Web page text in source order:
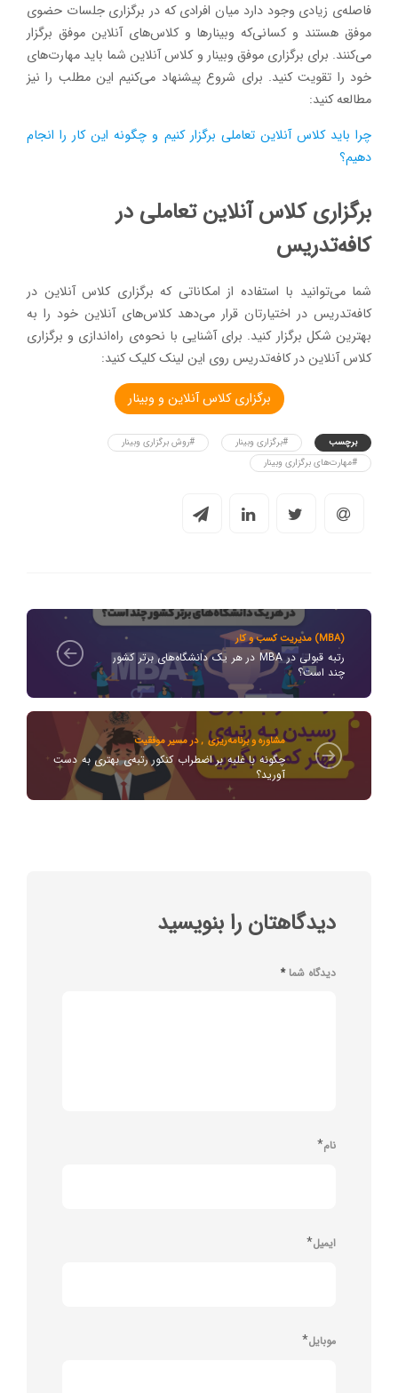
فاصله‌ی زیادی وجود دارد میان افرادی که در برگزاری جلسات حضوی
موفق هستند و کسانی‌که وبینارها و کلاس‌های آنلاین موفق برگزار
می‌کنند. برای برگزاری موفق وبینار و کلاس آنلاین شما باید مهارت‌های
خود را تقویت کنید. برای شروع پیشنهاد می‌کنیم این مطلب را نیز
مطالعه کنید:
چرا باید کلاس آنلاین تعاملی برگزار کنیم و چگونه این کار را انجام
دهیم؟
برگزاری کلاس آنلاین تعاملی در
کافه‌تدریس
شما می‌توانید با استفاده از امکاناتی که برگزاری کلاس آنلاین در
کافه‌تدریس در اختیارتان قرار می‌دهد کلاس‌های آنلاین خود را به
بهترین شکل برگزار کنید. برای آشنایی با نحوه‌ی راه‌اندازی و برگزاری
کلاس آنلاین در کافه‌تدریس روی این لینک کلیک کنید:
برگزاری کلاس آنلاین و وبینار
برچسب #برگزاری وبینار
#روش برگزاری وبینار
#مهارت‌های برگزاری وبینار
مدیریت کسب و کار (MBA)
رتبه قبولی در MBA در هر یک دانشگاه‌های برتر کشور
چند است؟
مشاوره و برنامه‌ریزی ,در مسیر موفقیت
چگونه با غلبه بر اضطراب کنکور رتبه‌ی بهتری به دست
آورید؟
دیدگاهتان را بنویسید
دیدگاه شما*
نام*
ایمیل*
موبایل*